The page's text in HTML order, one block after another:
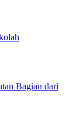
Bagian dari